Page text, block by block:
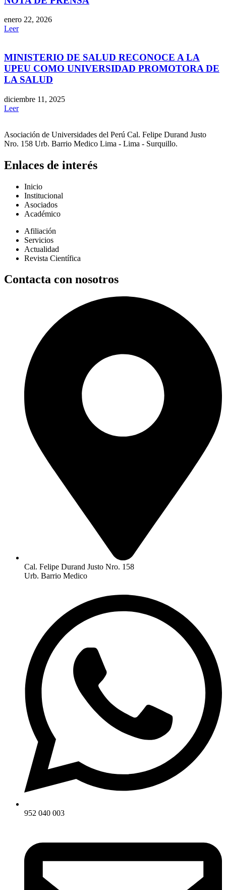
enero 22, 2026
Leer
MINISTERIO DE SALUD RECONOCE A LA
UPEU COMO UNIVERSIDAD PROMOTORA DE
LA SALUD
diciembre 11, 2025
Leer
Asociación de Universidades del Perú Cal. Felipe Durand Justo
Nro. 158 Urb. Barrio Medico Lima - Lima - Surquillo.
Enlaces de interés
Inicio
Institucional
Asociados
Académico
Afiliación
Servicios
Actualidad
Revista Científica
Contacta con nosotros
Cal. Felipe Durand Justo Nro. 158
Urb. Barrio Medico
952 040 003